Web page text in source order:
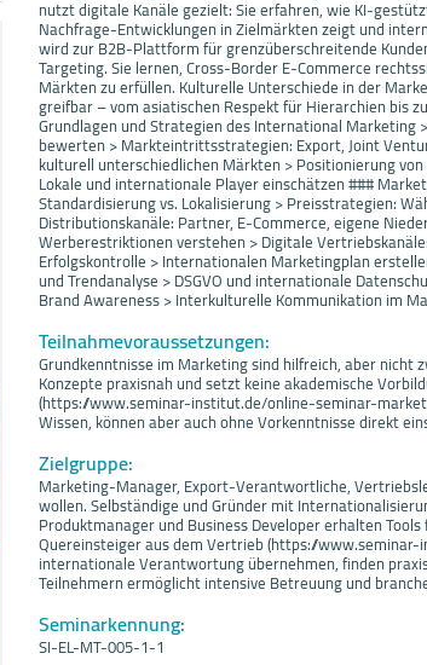
nutzt digitale Kanäle gezielt: Sie erfahren, wie KI-
Nachfrage-Entwicklungen in Zielmärkten zeigt und
wird zur B2B-Plattform für grenzüberschreitende
Targeting. Sie lernen, Cross-Border E-Commerce
Märkten zu erfüllen. Kulturelle Unterschiede in der
greifbar – vom asiatischen Respekt für Hierarchien bis
Grundlagen und Strategien des International
bewerten > Markteintrittsstrategien: Export, Joint
kulturell unterschiedlichen Märkten > Positionierung
Lokale und internationale Player einschätzen ###
Standardisierung vs. Lokalisierung > Preisstrategien:
Distributionskanäle: Partner, E-Commerce, eigene
Werberestriktionen verstehen > Digitale
Erfolgskontrolle > Internationalen Marketingplan
und Trendanalyse > DSGVO und internationale
Brand Awareness > Interkulturelle Kommunikation im
Teilnahmevoraussetzungen:
Grundkenntnisse im Marketing sind hilfreich, aber
Konzepte praxisnah und setzt keine akademische
(https://www.seminar-institut.de/online-seminar-
Wissen, können aber auch ohne Vorkenntnisse direkt
Zielgruppe:
Marketing-Manager, Export-Verantwortliche,
wollen. Selbständige und Gründer mit
Produktmanager und Business Developer erhalten
Quereinsteiger aus dem Vertrieb (https://
internationale Verantwortung übernehmen, finden
Teilnehmern ermöglicht intensive Betreuung und
Seminarkennung:
SI-EL-MT-005-1-1